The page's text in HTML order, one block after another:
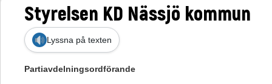
Styrelsen KD Nässjö kommun
Lyssna på texten
Partiavdelningsordförande